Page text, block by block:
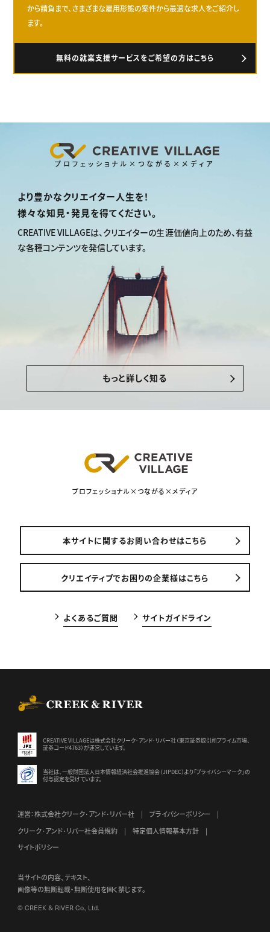
から請負まで、さまざまな雇用形態の案件から最適な求人をご紹介し
ます。
無料の就業支援サービスをご希望の方はこちら
プロフェッショナル×つながる×メディア
より豊かなクリエイター人生を！
様々な知見・発見を得てください。
CREATIVE VILLAGEは、クリエイターの生涯価値向上のため、有益
な各種コンテンツを発信しています。
もっと詳しく知る
プロフェッショナル×つながる×メディア
本サイトに関するお問い合わせはこちら
クリエイティブでお困りの企業様はこちら
よくあるご質問 サイトガイドライン
CREATIVE VILLAGEは株式会社クリーク･アンド･リバー社（東京証券取引所プライム市場、
証券コード4763）が運営しています。
当社は、一般財団法人日本情報経済社会推進協会（JIPDEC）より 「プライバシーマーク」の
付与認定を受けています。
運営：株式会社クリーク･アンド･リバー社
プライバシーポリシー
クリーク･アンド･リバー社会員規約
特定個人情報基本方針
サイトポリシー
当サイトの内容、テキスト、
画像等の無断転載・無断使用を固く禁じます。
© CREEK & RIVER Co., Ltd.